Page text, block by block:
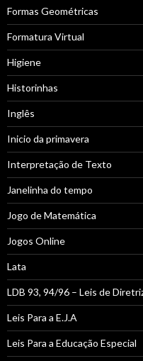
Formas Geométricas
Formatura Virtual
Higiene
Historinhas
Inglês
Inicio da primavera
Interpretação de Texto
Janelinha do tempo
Jogo de Matemática
Jogos Online
Lata
LDB 93, 94/96 – Leis de
Leis Para a E.J.A
Leis Para a Educação Especial